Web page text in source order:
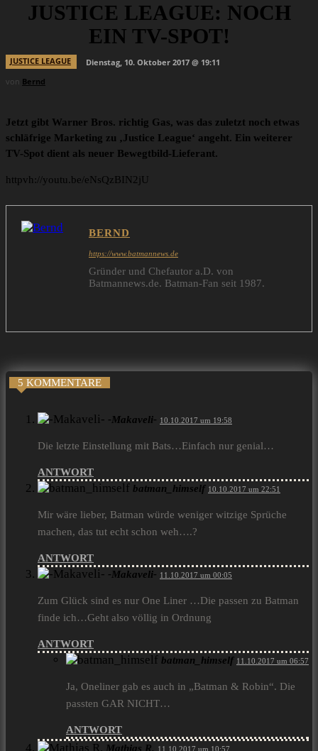
JUSTICE LEAGUE: NOCH
EIN TV-SPOT!
JUSTICE LEAGUE
Dienstag, 10. Oktober 2017 @ 19:11
von Bernd
Jetzt gibt Warner Bros. richtig Gas, was das zuletzt noch etwas
schläfrige Marketing zu ‚Justice League‘ angeht. Ein weiterer
TV-Spot dient als neuer Bewegtbild-Lieferant.
httpvh://youtu.be/eNsQzBIN2jU
BERND
https://www.batmannews.de
Gründer und Chefautor a.D. von
Batmannews.de. Batman-Fan seit 1987.
5 KOMMENTARE
-Makaveli- 10.10.2017 um 19:58
Die letzte Einstellung mit Bats…Einfach nur genial…
ANTWORT
batman_himself 10.10.2017 um 22:51
Mir wäre lieber, Batman würde weniger witzige Sprüche
machen, das tut echt schon weh….?
ANTWORT
-Makaveli- 11.10.2017 um 00:05
Zum Glück sind es nur One Liner …Die passen zu Batman
finde ich…Geht also völlig in Ordnung
ANTWORT
batman_himself 11.10.2017 um 06:57
Ja, Oneliner gab es auch in „Batman & Robin“. Die
passten GAR NICHT…
ANTWORT
Mathias R. 11.10.2017 um 10:57